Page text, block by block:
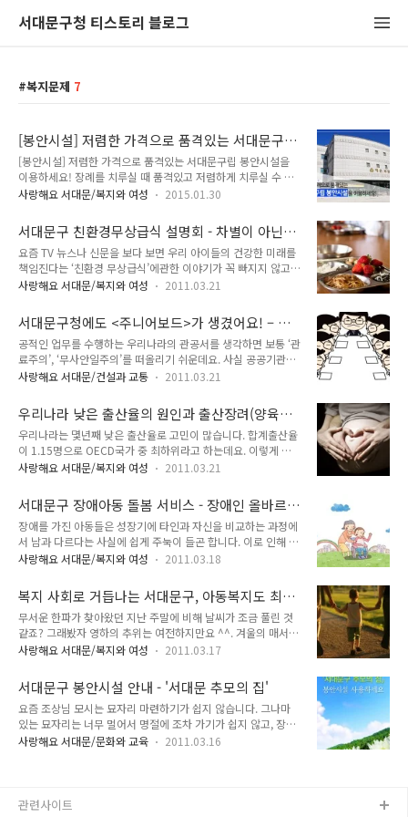
서대문구청 티스토리 블로그
복지문제 7
[봉안시설] 저렴한 가격으로 품격있는 서대문구
립 봉안시설을 이용하세요!
[봉안시설] 저렴한 가격으로 품격있는 서대문구립 봉안시설을
이용하세요! 장례를 치루실 때 품격있고 저렴하게 치루실 수 있
다면? 여러분의 고민을 덜어주고자, 서대문구는 2009년 12월
의 집’을 공급하고 있답니다! 은 3000기 규모를 갖춘 서대문구
구민을 위한 봉안시설이랍니다. 서울에서 약 2시간 밖에 안 떨어
진 충북 음성군 예은추모공원에 있다고 하니 위치가 참 좋죠?^^
(출처 예은추모공원 홈페이지) 사용 신청은 고인이 사망 당시 주
민등록상 주소지가 서대문구여야 하며, 화장 후 5일 이내로 하셔
구에 거주하셔야 한답니다. 마지막으로 기 봉안시설을 사용준인
유골의 배우자를 합골 신청하는..
사랑해요 서대문/복지와 여성 2015.01.30
서대문구 친환경무상급식 설명회 - 차별이 아닌
평등으로 우리아이들을 키우는 ‘친환경무상급식’
요즘 TV 뉴스나 신문을 보다 보면 우리 아이들의 건강한 미래를
책임진다는 ‘친환경 무상급식’에관한 이야기가 꼭 빠지지 않고
등장하는 것을 알 수 있는데요. 이 친환경무상급식 논란은 정치
지고 있고, 사회적으로는 계속해서 대중의 큰 관심을 받고 있지
요. 친환경 무상급식이 대체 뭐길래, 이렇게 떠들석 한 것일까
요? 무상급식이 대체 뭐길래? 세계적으로 우리나라의 경제는 호
조를 타고 있지만 급식비를 연체하는 초중고 학생들은 해마다 늘
어나고 있다고 합니다. 실제 통계에 따르면 급식비를 못 내는 학
러서는 3만명 가량을 넘어 섰습니다. 헌법 제 31조 3항에 따르
면 ‘의무교육은 무상으로 한다..
사랑해요 서대문/복지와 여성 2011.03.21
서대문구청에도 <주니어보드>가 생겼어요! – 혁
신적인 새로움으로 꾸려나가는 회의제도
공적인 업무를 수행하는 우리나라의 관공서를 생각하면 보통 ‘관
료주의’, ‘무사안일주의’를 떠올리기 쉬운데요. 사실 공공기관들
은 업무진행에 있어 수직적이고 창의적이지 못한 면이 없지않아
적이고 비판적인 업무환경과 정책수립환경을 구축하려는 방향
을 모색해보았답니다. 서대문구청, 수평적 변화를 모색하다 그
결과로 수행되기 시작한 것의 예로 ‘서대문 Talk’을 들 수 있어
요. 서대문톡은 구청의 수직적인 의사전달 방식을 버리고, 다 함
께 둘러 앉아 편안하게 토의하는 형태로 정책을 수립하고 보고하
참여하는 것이어서 외부로부터 많은 주목을 받았고 내부에서도
좋은 반응을 얻고 있답니다^^ 그리고 ..
사랑해요 서대문/건설과 교통 2011.03.21
우리나라 낮은 출산율의 원인과 출산장려(양육비
지원,다자녀혜택,난임부부지원)
우리나라는 몇년째 낮은 출산율로 고민이 많습니다. 합계출산율
이 1.15명으로 OECD국가 중 최하위라고 하는데요. 이렇게 낮
은 출산율의 원인을 정확하게 집어낼 수 없지만 여러 사회적 문
전반적인 생활은 편리해졌지만 물가가 지속적으로 올라 가정을
경제적으로 안정되게 꾸려나가는 것이 벅찹니다. 뿐만 아니라 사
교육비가 엄청나기 때문에 아이를 갖는 것이 두렵기만 하죠. 이
런 가운데 정부는 출산율을 높이는 데 힘쓰고 있어요. 오늘은 우
리 사회 출산율 문제와 그를 해결하는 지원책에 대해 알아봤습니
육비 최근 한국보건사회연구원의 조사에 따르면, 자녀를 대학까
지 졸업시키려면 1명당 평균 2억 ..
사랑해요 서대문/복지와 여성 2011.03.21
서대문구 장애아동 돌봄 서비스 - 장애인 올바르
게 이해하기
장애를 가진 아동들은 성장기에 타인과 자신을 비교하는 과정에
서 남과 다르다는 사실에 쉽게 주눅이 들곤 합니다. 이로 인해 정
상적인 사회화를 이루기가 매우 어렵죠. 뿐만 아니라 장애아동
르고 손가락질을 하는 경우도 있기 때문에 어릴적부터 장애인에
대한 올바른 이해를 갖는 것이 필요합니다. 장애인 올바르게 이
해하기 1. 장애인의 삶은 불행한게 아니라 '조금 다른 것'이랍니
다! 시각장애를 가지고 있지만 축구경기에서 멋진 모습을 선보
이고 계신 분의 모습입니다 비장애인들도 모두 각각의 삶을 다르
취미등등 다 가지각색이잖아요. 장애인분들도 이렇게 비장애인
과 같이 조금은 다른 방식의 삶을 살고..
사랑해요 서대문/복지와 여성 2011.03.18
복지 사회로 거듭나는 서대문구, 아동복지도 최
고!
무서운 한파가 찾아왔던 지난 주말에 비해 날씨가 조금 풀린 것
같죠? 그래봤자 영하의 추위는 여전하지만요 ^^. 겨울의 매서운
추위가 어서빨리 풀리길 바라면서 훈훈한 온기가 가득한 소식을
리 서대문구는 모두가 행복한 도시를 만들기 위해 올해는 복지에
‘올인’하기로 했어요. 최근 복지 수요는 굉장히 다양화 된 형태로
급증하고 있는데요. 서대문구는 이에 효율적으로 대처하기 위해
서 사회복지의 전문성을 확보하는 것이 중요하다고 생각하여 민
간 주도의 ‘사회복지협의회’의 설립을 추진하고 있다죠? (사진 :
사랑해요 서대문/복지와 여성 2011.03.17
서대문구 봉안시설 안내 - '서대문 추모의 집'
요즘 조상님 모시는 묘자리 마련하기가 쉽지 않습니다. 그나마
있는 묘자리는 너무 멀어서 명절에 조차 가기가 쉽지 않고, 장사
문화가 매장에서 화장으로 바뀌고 있어 더더욱 묘자리 찾는 것이
약 2시간 밖에 안 떨어진 충북 음성군 예은추모공원에 있다고 하
사랑해요 서대문/문화와 교육 2011.03.16
관련사이트